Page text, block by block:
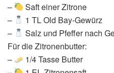
–
Saft einer Zitrone
–
1 TL Old Bay-Gewürz
–
Salz und Pfeffer nach
Für die Zitronenbutter:
–
1/4 Tasse Butter